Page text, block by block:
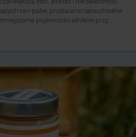
cen paliw, producenci samochodów
pojemności silników przy
Dla jednych to technologiczna